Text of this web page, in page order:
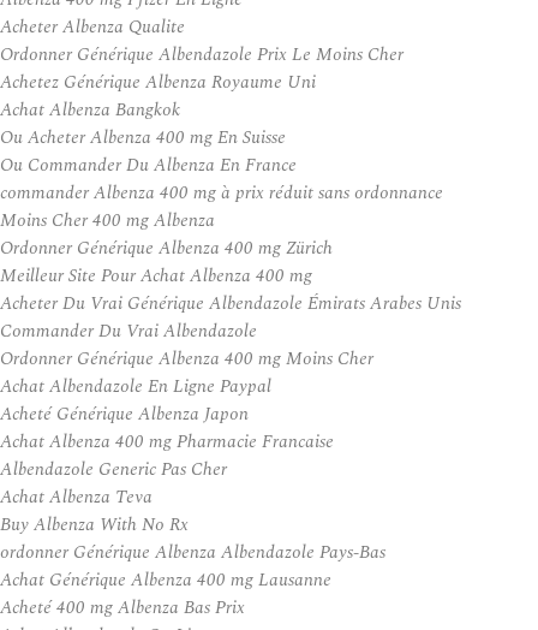
Acheter Albenza Qualite
Ordonner Générique Albendazole Prix Le Moins Cher
Achetez Générique Albenza Royaume Uni
Achat Albenza Bangkok
Ou Acheter Albenza 400 mg En Suisse
Ou Commander Du Albenza En France
commander Albenza 400 mg à prix réduit sans ordonnance
Moins Cher 400 mg Albenza
Ordonner Générique Albenza 400 mg Zürich
Meilleur Site Pour Achat Albenza 400 mg
Acheter Du Vrai Générique Albendazole Émirats Arabes Unis
Commander Du Vrai Albendazole
Ordonner Générique Albenza 400 mg Moins Cher
Achat Albendazole En Ligne Paypal
Acheté Générique Albenza Japon
Achat Albenza 400 mg Pharmacie Francaise
Albendazole Generic Pas Cher
Achat Albenza Teva
Buy Albenza With No Rx
ordonner Générique Albenza Albendazole Pays-Bas
Achat Générique Albenza 400 mg Lausanne
Acheté 400 mg Albenza Bas Prix